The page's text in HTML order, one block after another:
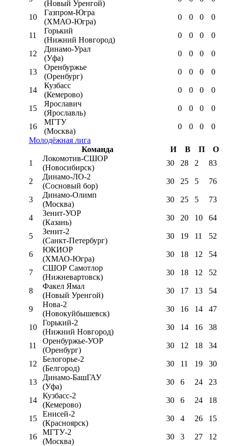
(Новый Уренгой)
10
Газпром-Югра
(ХМАО-Югра)
0 0 0 0
11
Горький
(Нижний Новгород)
0 0 0 0
12
Динамо-Урал
(Уфа)
0 0 0 0
13
Оренбуржье
(Оренбург)
0 0 0 0
14
Кузбасс
(Кемерово)
0 0 0 0
15
Ярославич
(Ярославль)
0 0 0 0
16
МГТУ
(Москва)
0 0 0
0
Молодёжная лига
Команда
И В П
О
1
Локомотив-CШОР
(Новосибирск)
30 28 2 83
2
Динамо-ЛО-2
(Сосновый бор)
30 25 5 76
3
Динамо-Олимп
(Москва)
30 25 5 73
4
Зенит-УОР
(Казань)
30 20 10 64
5
Зенит-2
(Санкт-Петербург)
30 19 11 52
6
ЮКИОР
(ХМАО-Югра)
30 18 12 54
7
СШОР Самотлор
(Нижневартовск)
30 18 12 52
8
Факел Ямал
(Новый Уренгой)
30 17 13 54
9
Нова-2
(Новокуйбышевск)
30 16 14 47
10
Горький-2
(Нижний Новгород)
30 14 16 38
11
Оренбуржье-УОР
(Оренбург)
30 12 18 34
12
Белогорье-2
(Белгород)
30 11 19 30
13
Динамо-БашГАУ
(Уфа)
30 6 24 23
14
Кузбасс-2
(Кемерово)
30 6 24 18
15
Енисей-2
(Красноярск)
30 4 26 15
16
МГТУ-2
(Москва)
30 3 27 12